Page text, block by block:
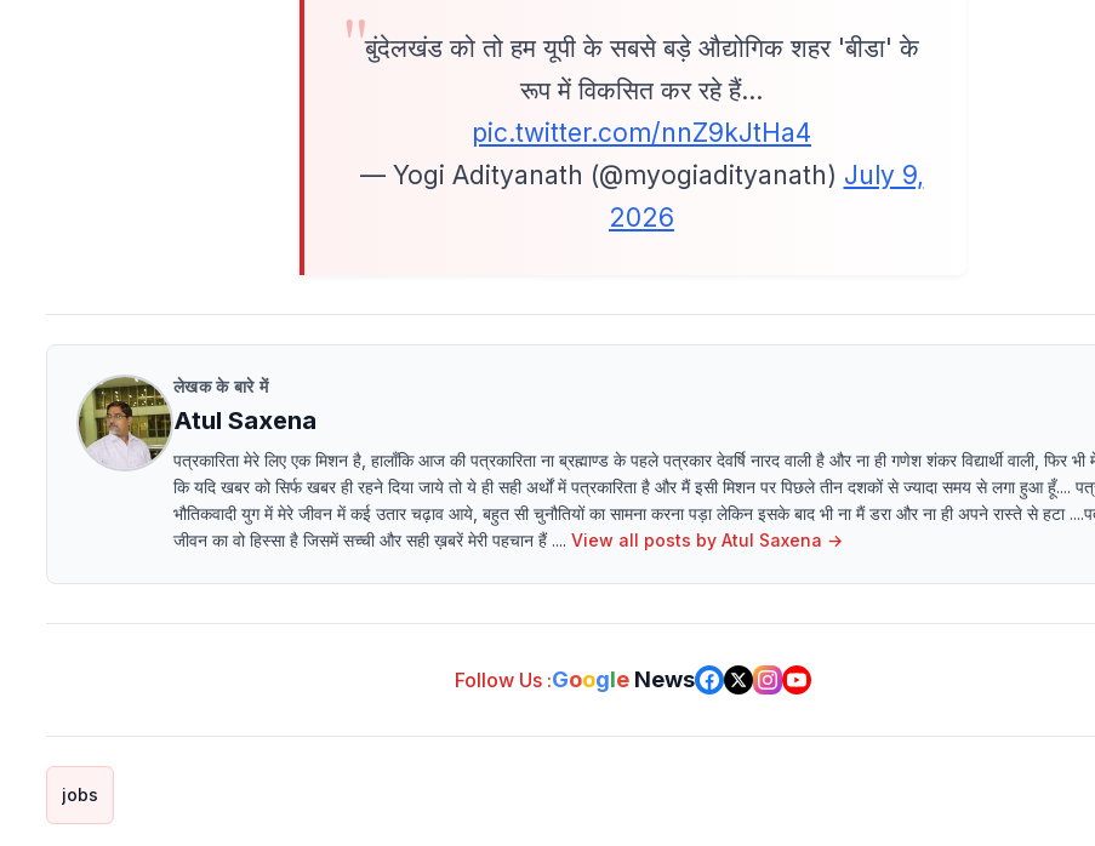
बुंदेलखंड को तो हम यूपी के सबसे बड़े औद्योगिक शहर 'बीडा' के
रूप में विकसित कर रहे हैं…
pic.twitter.com/nnZ9kJtHa4
— Yogi Adityanath (@myogiadityanath) July 9,
2026
लेखक के बारे में
Atul Saxena
पत्रकारिता मेरे लिए एक मिशन है, हालाँकि आज की पत्रकारिता ना ब्रह्माण्ड के पहले पत्रकार देवर्षि नारद वाली है और ना ही गणेश शंकर विद्यार्थी वाली, फिर भी
कि यदि खबर को सिर्फ खबर ही रहने दिया जाये तो ये ही सही अर्थों में पत्रकारिता है और मैं इसी मिशन पर पिछले तीन दशकों से ज्यादा समय से लगा हुआ हूँ....
भौतिकवादी युग में मेरे जीवन में कई उतार चढ़ाव आये, बहुत सी चुनौतियों का सामना करना पड़ा लेकिन इसके बाद भी ना मैं डरा और ना ही अपने रास्ते से हटा
जीवन का वो हिस्सा है जिसमें सच्ची और सही ख़बरें मेरी पहचान हैं .... View all posts by Atul Saxena →
Follow Us :Google News
jobs